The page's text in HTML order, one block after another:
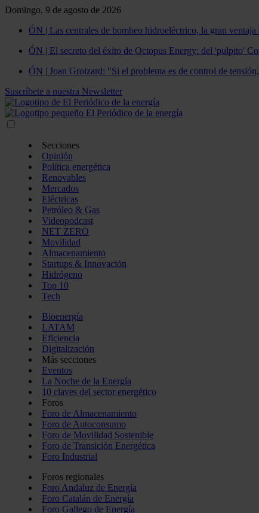
Domingo, 9 de agosto de 2026
ÓN | Las centrales de bombeo hidroeléctrico, la gran
ÓN | El secreto del éxito de Octopus Energy: del 'pulpito'
ÓN | Joan Groizard: "Si el problema es de control de
Suscríbete a nuestra Newsletter
Secciones
Opinión
Política energética
Renovables
Mercados
Eléctricas
Petróleo & Gas
Videopodcast
NET ZERO
Movilidad
Almacenamiento
Startups & Innovación
Hidrógeno
Top 10
Tech
Bioenergía
LATAM
Eficiencia
Digitalización
Más secciones
Eventos
La Noche de la Energía
10 claves del sector energético
Foros
Foro de Almacenamiento
Foro de Autoconsumo
Foro de Movilidad Sostenible
Foro de Transición Energética
Foro Industrial
Foros regionales
Foro Andaluz de Energía
Foro Catalán de Energía
Foro Gallego de Energía